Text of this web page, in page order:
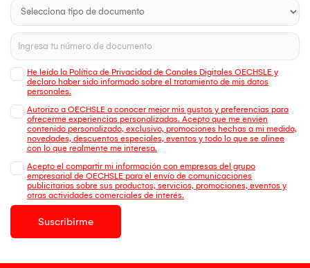
He leído la Política de Privacidad de Canales Digitales OECHSLE y
declaro haber sido informado sobre el tratamiento de mis datos
personales.
Autorizo a OECHSLE a conocer mejor mis gustos y preferencias para
ofrecerme experiencias personalizadas. Acepto que me envien
contenido personalizado, exclusivo, promociones hechas a mi medida,
novedades, descuentos especiales, eventos y todo lo que se alinee
con lo que realmente me interesa.
Acepto el compartir mi información con empresas del grupo
empresarial de OECHSLE para el envío de comunicaciones
publicitarias sobre sus productos, servicios, promociones, eventos y
otras actividades comerciales de interés.
Suscribirme